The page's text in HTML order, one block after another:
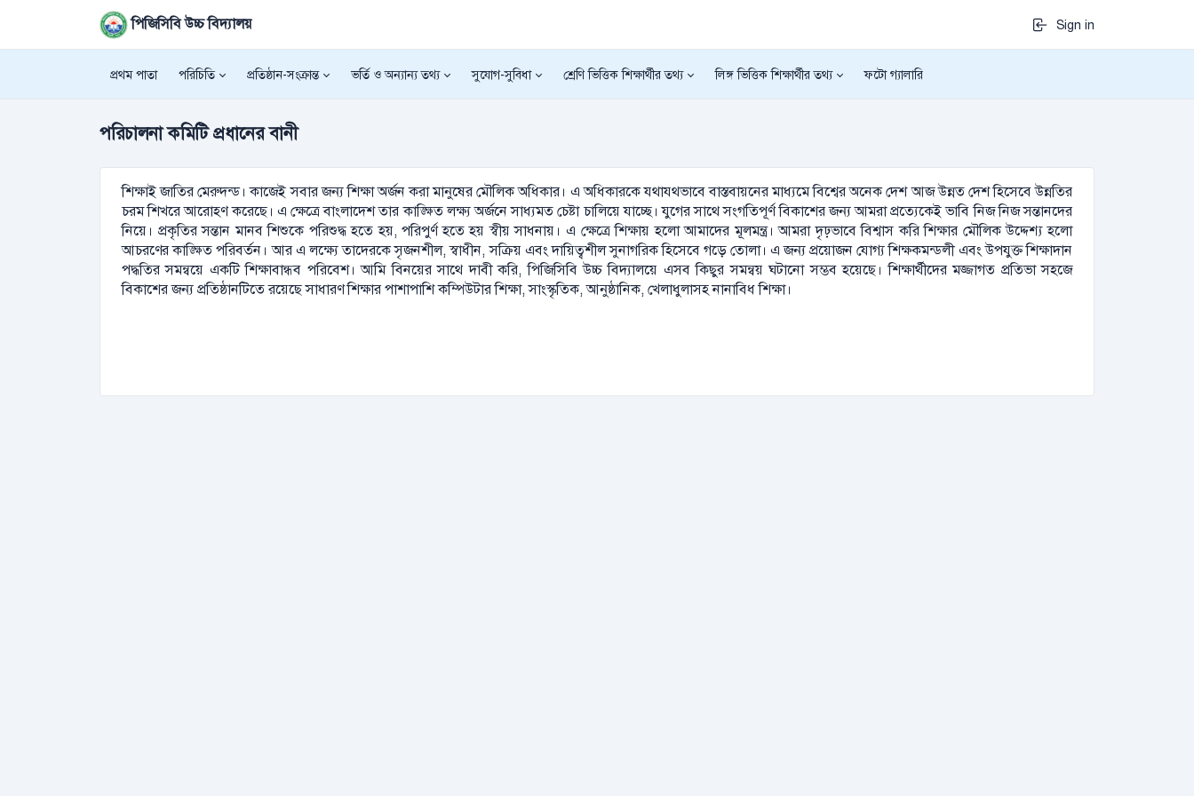
পিজিসিবি উচ্চ বিদ্যালয় Sign in
প্রথম পাতা পরিচিতি প্রতিষ্ঠান-সংক্রান্ত ভর্তি ও অন্যান্য তথ্য সুযোগ-সুবিধা শ্রেণি ভিত্তিক শিক্ষার্থীর তথ্য লিঙ্গ ভিত্তিক শিক্ষার্থীর তথ্য ফটো গ্যালারি
পরিচালনা কমিটি প্রধানের বানী
শিক্ষাই জাতির মেরুদন্ড। কাজেই সবার জন্য শিক্ষা অর্জন করা মানুষের মৌলিক অধিকার। এ অধিকারকে যথাযথভাবে বাস্তবায়নের মাধ্যমে বিশ্বের অনেক দেশ আজ উন্নত দেশ হিসেবে উন্নতির
চরম শিখরে আরোহণ করেছে। এ ক্ষেত্রে বাংলাদেশ তার কাঙ্ক্ষিত লক্ষ্য অর্জনে সাধ্যমত চেষ্টা চালিয়ে যাচ্ছে। যুগের সাথে সংগতিপূর্ণ বিকাশের জন্য আমরা প্রত্যেকেই ভাবি নিজ নিজ সন্তানদের
নিয়ে। প্রকৃতির সন্তান মানব শিশুকে পরিশুদ্ধ হতে হয়, পরিপুর্ণ হতে হয় স্বীয় সাধনায়। এ ক্ষেত্রে শিক্ষায় হলো আমাদের মূলমন্ত্র। আমরা দৃঢ়ভাবে বিশ্বাস করি শিক্ষার মৌলিক উদ্দেশ্য হলো
আচরণের কাঙ্ক্ষিত পরিবর্তন। আর এ লক্ষ্যে তাদেরকে সৃজনশীল, স্বাধীন, সক্রিয় এবং দায়িত্বশীল সুনাগরিক হিসেবে গড়ে তোলা। এ জন্য প্রয়োজন যোগ্য শিক্ষকমন্ডলী এবং উপযুক্ত শিক্ষাদান
পদ্ধতির সমন্বয়ে একটি শিক্ষাবান্ধব পরিবেশ। আমি বিনয়ের সাথে দাবী করি, পিজিসিবি উচ্চ বিদ্যালয়ে এসব কিছুর সমন্বয় ঘটানো সম্ভব হয়েছে। শিক্ষার্থীদের মজ্জাগত প্রতিভা সহজে
বিকাশের জন্য প্রতিষ্ঠানটিতে রয়েছে সাধারণ শিক্ষার পাশাপাশি কম্পিউটার শিক্ষা, সাংস্কৃতিক, আনুষ্ঠানিক, খেলাধুলাসহ নানাবিধ শিক্ষা।